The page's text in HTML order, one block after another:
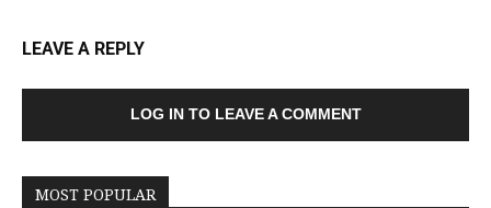
LEAVE A REPLY
LOG IN TO LEAVE A COMMENT
MOST POPULAR